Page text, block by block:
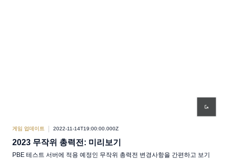
게임 업데이트 2022-11-14T19:00:00.000Z
2023 무작위 총력전: 미리보기
PBE 테스트 서버에 적용 예정인 무작위 총력전 변경사항을 간편하고 보기